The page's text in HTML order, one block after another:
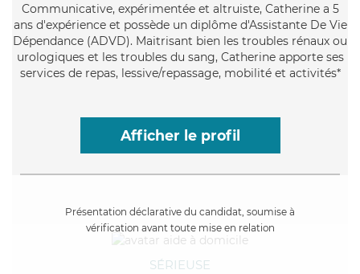
Communicative, expérimentée et altruiste, Catherine a 5
ans d'expérience et possède un diplôme d'Assistante De Vie
Dépendance (ADVD). Maitrisant bien les troubles rénaux ou
urologiques et les troubles du sang, Catherine apporte ses
services de repas, lessive/repassage, mobilité et activités*
Afficher le profil
Présentation déclarative du candidat, soumise à
vérification avant toute mise en relation
SÉRIEUSE